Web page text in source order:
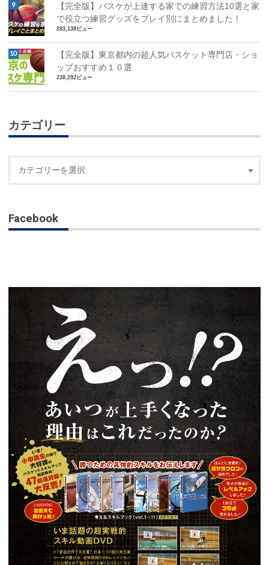
【完全版】バスケが上達する家での練習方法10選と家
で役立つ練習グッズをプレイ別にまとめました！
283,138ビュー
【完全版】東京都内の超人気バスケット専門店・ショ
ップおすすめ１０選
238,292ビュー
カテゴリー
Facebook